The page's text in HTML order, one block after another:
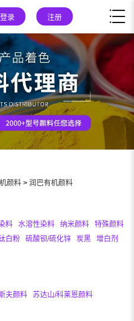
登录 注册
颜料 > 润巴有机颜料
料 水溶性染料 纳米颜料
特殊颜料
白粉 硫酸钡/硫化锌 炭黑
增白剂
夫颜料
苏达山/科莱恩颜料